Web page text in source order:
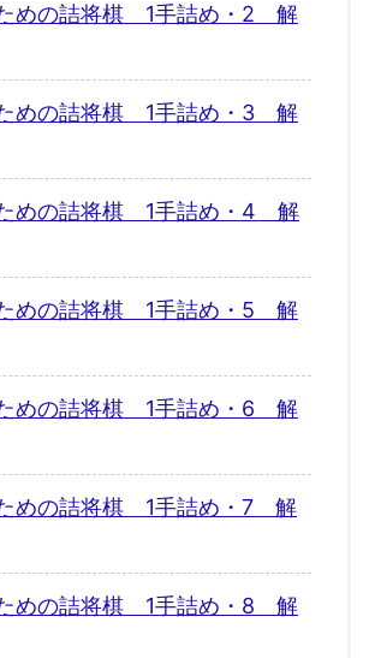
めの詰将棋 1手詰め・2 解
めの詰将棋 1手詰め・3 解
めの詰将棋 1手詰め・4 解
めの詰将棋 1手詰め・5 解
めの詰将棋 1手詰め・6 解
めの詰将棋 1手詰め・7 解
めの詰将棋 1手詰め・8 解